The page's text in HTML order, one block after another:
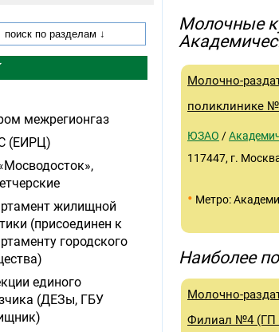
Молочные
Молочно-
поликлинике
ЮЗАО /
117447, г.
• Метро:
Наиболее
Молочно-
Филиал №4 (ГП
межрегионгаз
(ЕИРЦ)
жилищной
(присоединен к
городского
единого
(ДЕЗы, ГБУ